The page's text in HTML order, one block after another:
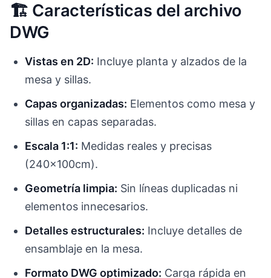
🏗️ Características del archivo
DWG
Vistas en 2D: Incluye planta y alzados de la
mesa y sillas.
Capas organizadas: Elementos como mesa y
sillas en capas separadas.
Escala 1:1: Medidas reales y precisas
(240x100cm).
Geometría limpia: Sin líneas duplicadas ni
elementos innecesarios.
Detalles estructurales: Incluye detalles de
ensamblaje en la mesa.
Formato DWG optimizado: Carga rápida en